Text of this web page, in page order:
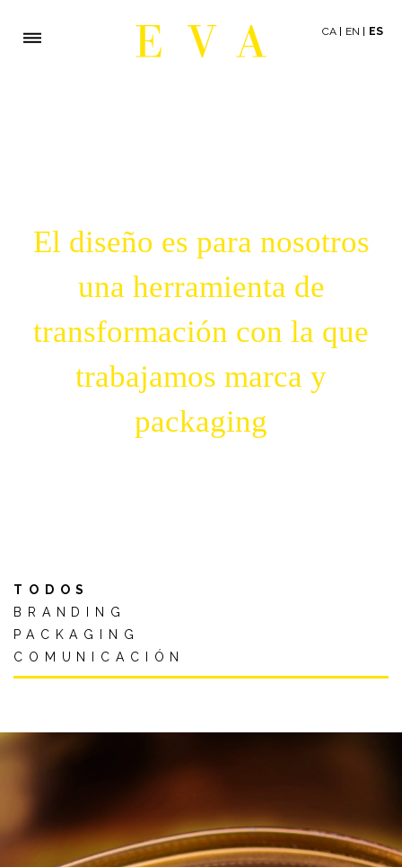
CA EN ES
El diseño es para nosotros
una herramienta de
transformación con la que
trabajamos marca y
packaging
TODOS
BRANDING
PACKAGING
COMUNICACIÓN